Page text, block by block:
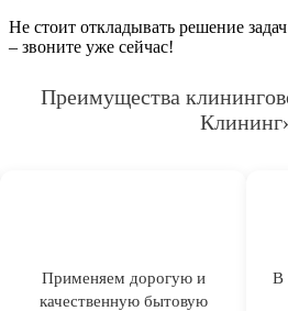
Не стоит откладывать решение
– звоните уже сейчас!
Преимущества
Применяем дорогую и
качественную бытовую
В